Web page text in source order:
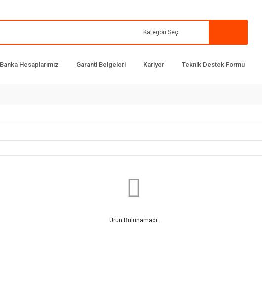
Banka Hesaplarımız Garanti Belgeleri Kariyer Teknik Destek Formu
Ürün Bulunamadı.